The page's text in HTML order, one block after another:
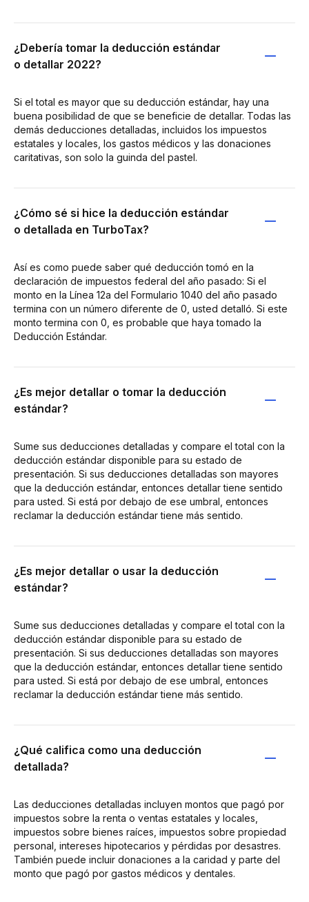
¿Debería tomar la deducción estándar
o detallar 2022?
Si el total es mayor que su deducción estándar, hay una
buena posibilidad de que se beneficie de detallar. Todas las
demás deducciones detalladas, incluidos los impuestos
estatales y locales, los gastos médicos y las donaciones
caritativas, son solo la guinda del pastel.
¿Cómo sé si hice la deducción estándar
o detallada en TurboTax?
Así es como puede saber qué deducción tomó en la
declaración de impuestos federal del año pasado: Si el
monto en la Línea 12a del Formulario 1040 del año pasado
termina con un número diferente de 0, usted detalló. Si este
monto termina con 0, es probable que haya tomado la
Deducción Estándar.
¿Es mejor detallar o tomar la deducción
estándar?
Sume sus deducciones detalladas y compare el total con la
deducción estándar disponible para su estado de
presentación. Si sus deducciones detalladas son mayores
que la deducción estándar, entonces detallar tiene sentido
para usted. Si está por debajo de ese umbral, entonces
reclamar la deducción estándar tiene más sentido.
¿Es mejor detallar o usar la deducción
estándar?
Sume sus deducciones detalladas y compare el total con la
deducción estándar disponible para su estado de
presentación. Si sus deducciones detalladas son mayores
que la deducción estándar, entonces detallar tiene sentido
para usted. Si está por debajo de ese umbral, entonces
reclamar la deducción estándar tiene más sentido.
¿Qué califica como una deducción
detallada?
Las deducciones detalladas incluyen montos que pagó por
impuestos sobre la renta o ventas estatales y locales,
impuestos sobre bienes raíces, impuestos sobre propiedad
personal, intereses hipotecarios y pérdidas por desastres.
También puede incluir donaciones a la caridad y parte del
monto que pagó por gastos médicos y dentales.